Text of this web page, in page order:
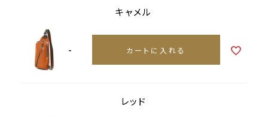
キャメル
- カートに入れる
レッド